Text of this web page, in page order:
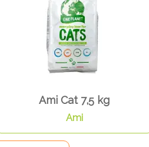
Ami Cat 7,5 kg
Ami